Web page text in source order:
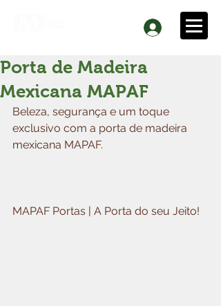
Porta de Madeira
Mexicana MAPAF
Beleza, segurança e um toque
exclusivo com a porta de madeira
mexicana MAPAF.
MAPAF Portas | A Porta do seu Jeito!